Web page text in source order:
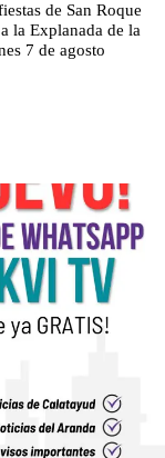
de San Roque
la Explanada de la
7 de agosto